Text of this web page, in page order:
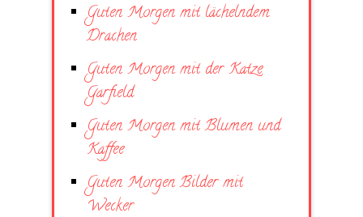
Guten Morgen mit lächelndem
Drachen
Guten Morgen mit der Katze
Garfield
Guten Morgen mit Blumen und
Kaffee
Guten Morgen Bilder mit
Wecker